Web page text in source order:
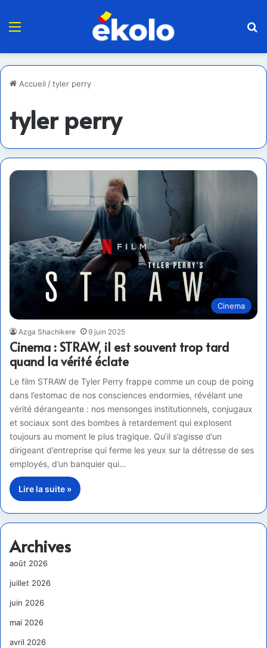
Menu
Accueil /tyler perry
tyler perry
Cinema
Azga Shachikere 9 juin 2025
Cinema : STRAW, il est souvent trop tard
quand la vérité éclate
Le film STRAW de Tyler Perry frappe comme un coup de poing
dans l’estomac de nos consciences endormies, révélant une
vérité dérangeante : nos mensonges institutionnels, conjugaux
et sociaux sont des bombes à retardement qui explosent
toujours au moment le plus tragique. Qu’il s’agisse d’un
dirigeant d’entreprise qui ferme les yeux sur la détresse de ses
employés, d’un banquier qui…
Lire la suite »
Archives
août 2026
juillet 2026
juin 2026
mai 2026
avril 2026